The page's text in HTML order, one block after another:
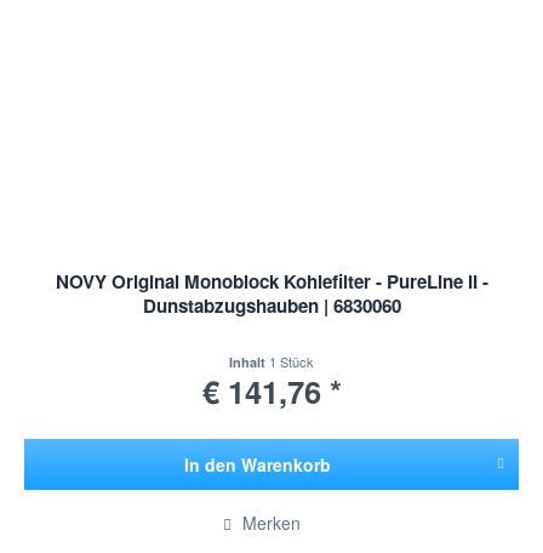
NOVY Original Monoblock Kohlefilter - PureLine II -
Dunstabzugshauben | 6830060
Inhalt 1 Stück
€ 141,76 *
In den Warenkorb
Merken